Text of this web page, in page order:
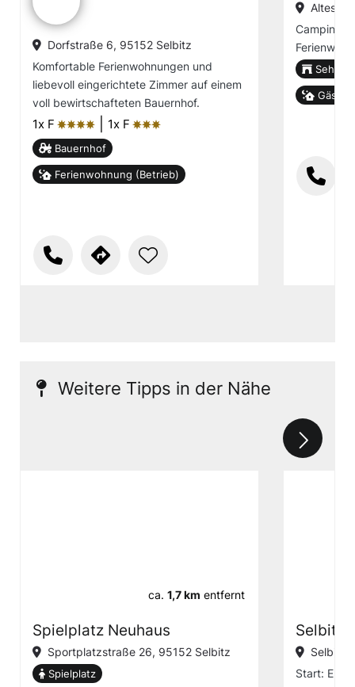
Dorfstraße 6, 95152 Selbitz
Komfortable Ferienwohnungen und
liebevoll eingerichtete Zimmer auf einem
voll bewirtschafteten Bauernhof.
1x F ȚȚȚȚ 1x F ȚȚȚ
Bauernhof
Ferienwohnung (Betrieb)
Altes
Weitere Tipps in der Nähe
ca. 1,7 km entfernt
Spielplatz Neuhaus
Sportplatzstraße 26, 95152 Selbitz
Spielplatz
Selbitz:
Selbitz
Start: